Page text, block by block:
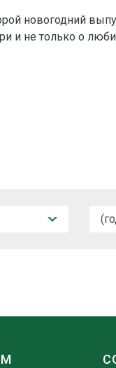
новогодний
и не только о